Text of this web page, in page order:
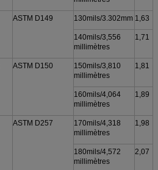
ASTM D149 130mils/3.302mm 1,63
140mils/3,556
millimètres
1,71
ASTM D150
150mils/3,810
millimètres
1,81
160mils/4,064
millimètres
1,89
ASTM D257
170mils/4,318
millimètres
1,98
180mils/4,572
millimètres
2,07